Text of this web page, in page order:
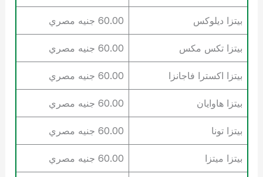
بيتزا ديلوكس 60.00 جنيه مصري
بيتزا تكس مكس 60.00 جنيه مصري
بيتزا اكسترا فاجانزا 60.00 جنيه مصري
بيتزا هاوايان 60.00 جنيه مصري
بيتزا تونا 60.00 جنيه مصري
بيتزا ميتزا 60.00 جنيه مصري